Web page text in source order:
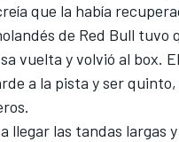
que la había
de Red Bull tuvo
vuelta y volvió al box.
a la pista y ser
llegar las tandas largas